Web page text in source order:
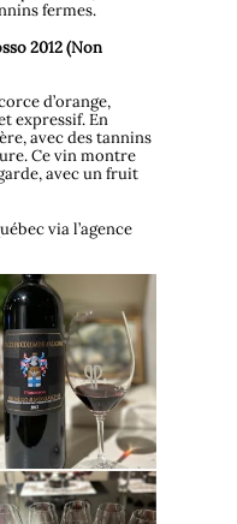
fermes.
2012 (Non
d’orange,
expressif. En
avec des tannins
Ce vin montre
avec un fruit
via l’agence